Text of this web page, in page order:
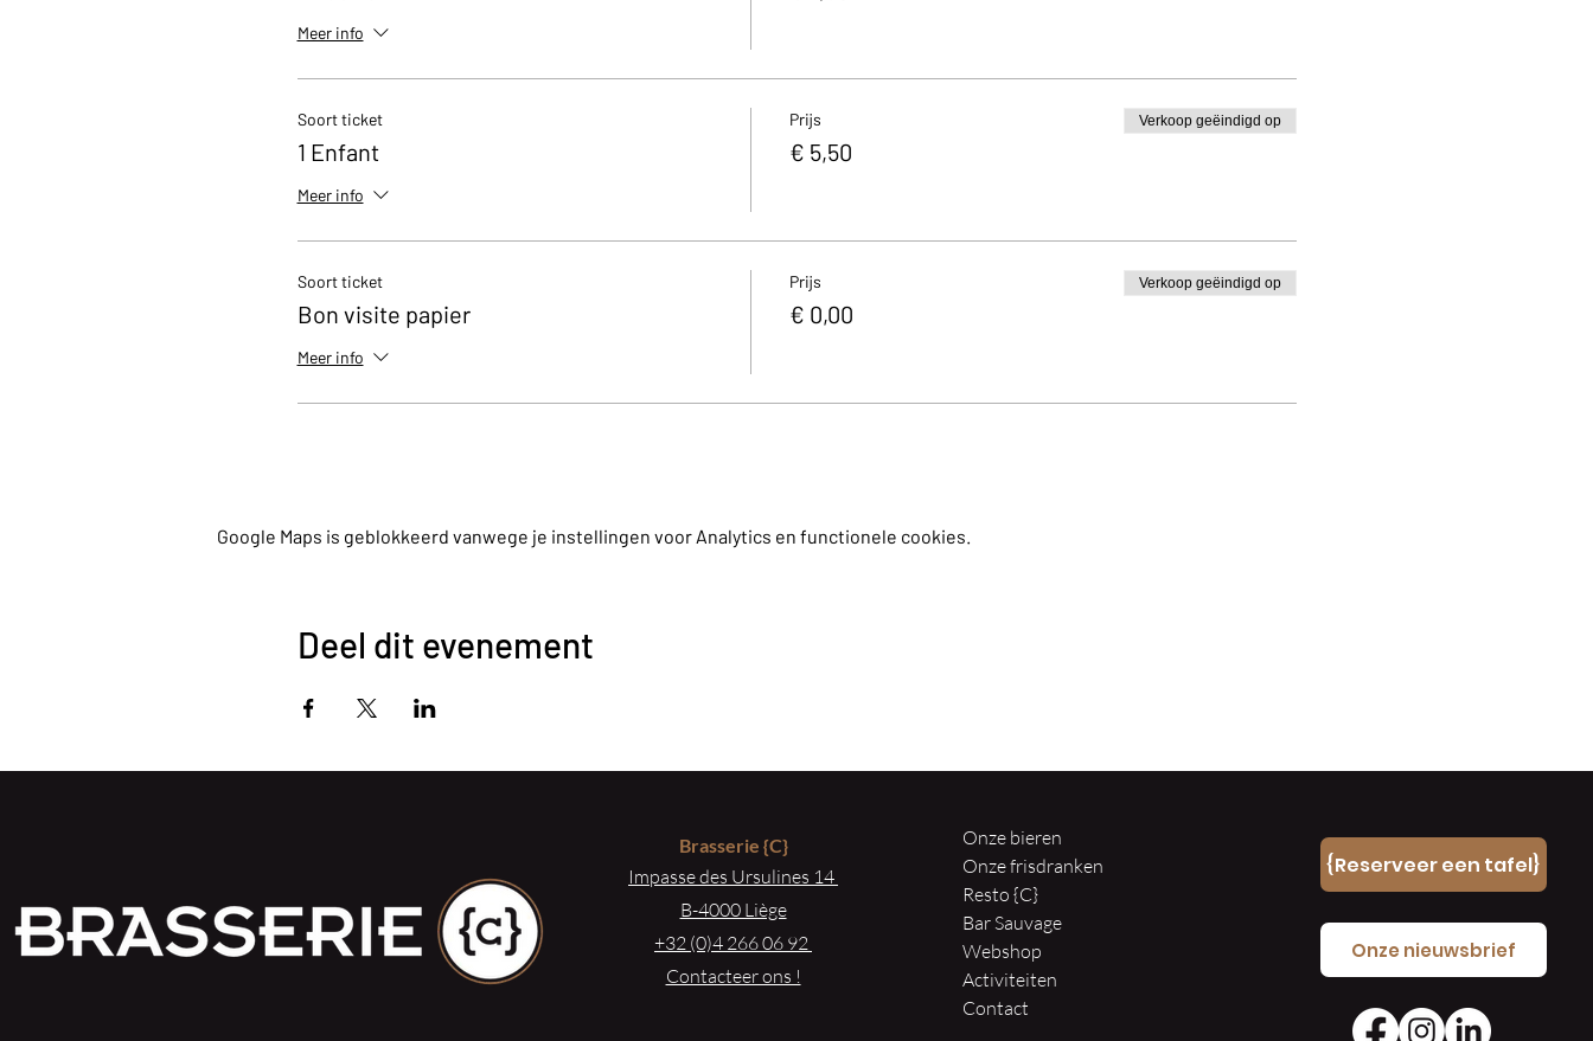
Meer info
Soort ticket
1 Enfant
Meer info
Prijs
€ 5,50
Verkoop geëindigd op
Soort ticket
Bon visite papier
Meer info
Prijs
€ 0,00
Verkoop geëindigd op
Google Maps is geblokkeerd vanwege je instellingen voor Analytics en functionele cookies.
Deel dit evenement
Brasserie{C}
Impasse des Ursulines 14
B-4000 Liège
+32 (0)4 266 06 92
Contacteer ons !
Onze bieren
Onze frisdranken
Resto {C}
Bar Sauvage
Webshop
Activiteiten
Contact
{Reserveer een tafel}
Onze nieuwsbrief